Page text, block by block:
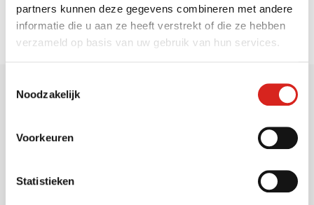
partners kunnen deze gegevens combineren met andere
informatie die u aan ze heeft verstrekt of die ze hebben
verzameld op basis van uw gebruik van hun services.
Noodzakelijk
Voorkeuren
Statistieken